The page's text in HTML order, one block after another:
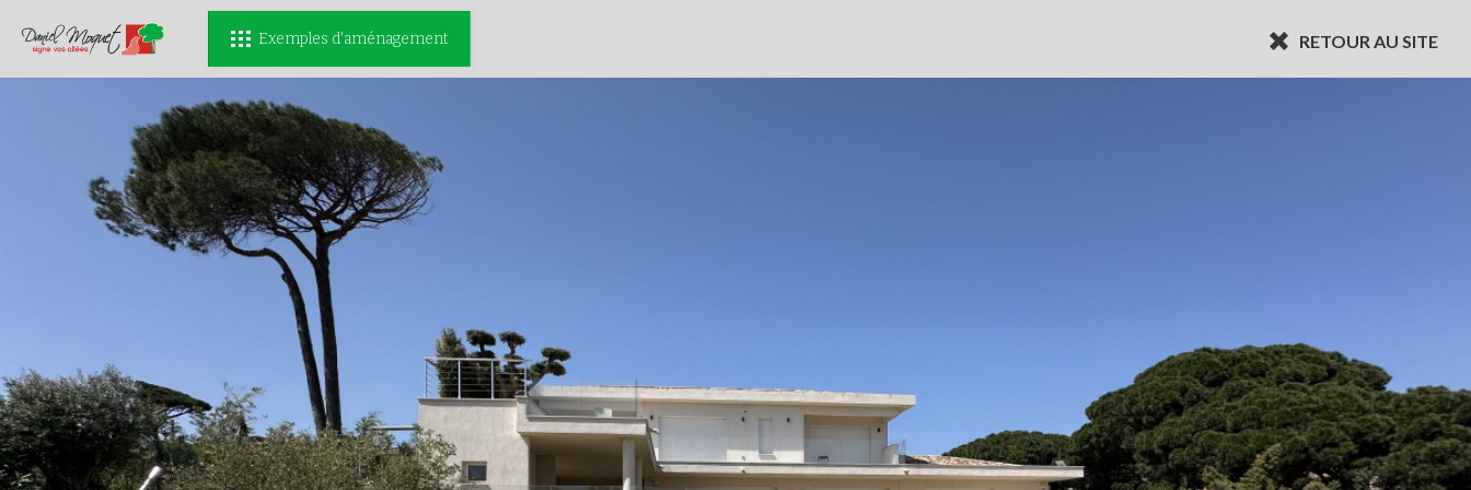
RETOUR AU SITE
Exemples d'aménagement